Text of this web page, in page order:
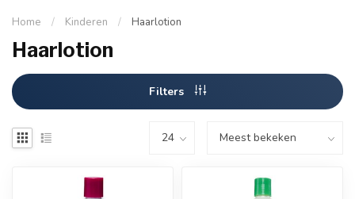
Home / Kinderen / Haarlotion
Haarlotion
Filters